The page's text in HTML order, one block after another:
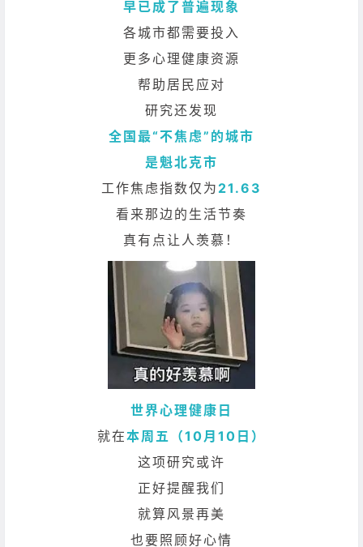
早已成了普遍现象
各城市都需要投入
更多心理健康资源
帮助居民应对
研究还发现
全国最“不焦虑”的城市
是魁北克市
工作焦虑指数仅为 21.63
看来那边的生活节奏
真有点让人羡慕！
世界心理健康日
就在本周五（10月10日）
这项研究或许
正好提醒我们
就算风景再美
也要照顾好心情